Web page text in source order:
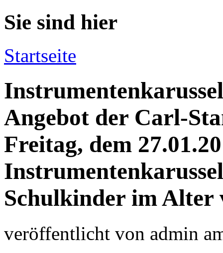
Sie sind hier
Startseite
Angebot der Carl-
Freitag, dem
Schulkinder im Alter
veröffentlicht von admin